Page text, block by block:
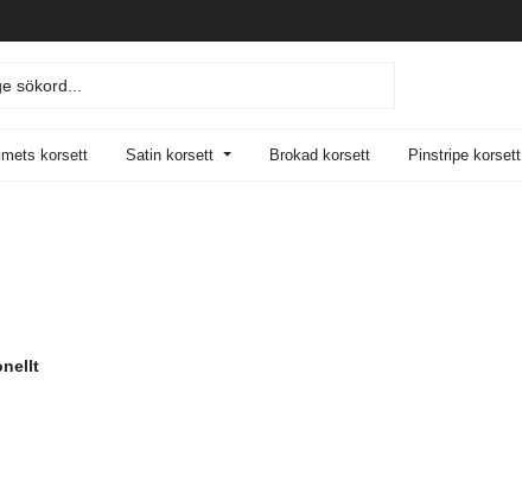
korsett Satin korsett Brokad korsett Pinstripe korsett